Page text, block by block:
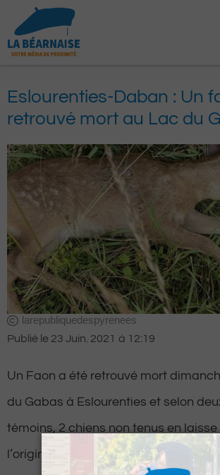
contenu
Eslourenties-Daban : Un
retrouvé mort au Lac du
larepubliquedespyrenees
Publié le 23 Juin. 2021 à 12:19
Un Faon a été retrouvé mort
du Gabas à Eslourenties et selon
témoins, 2 chiens non tenus en
l’origine.